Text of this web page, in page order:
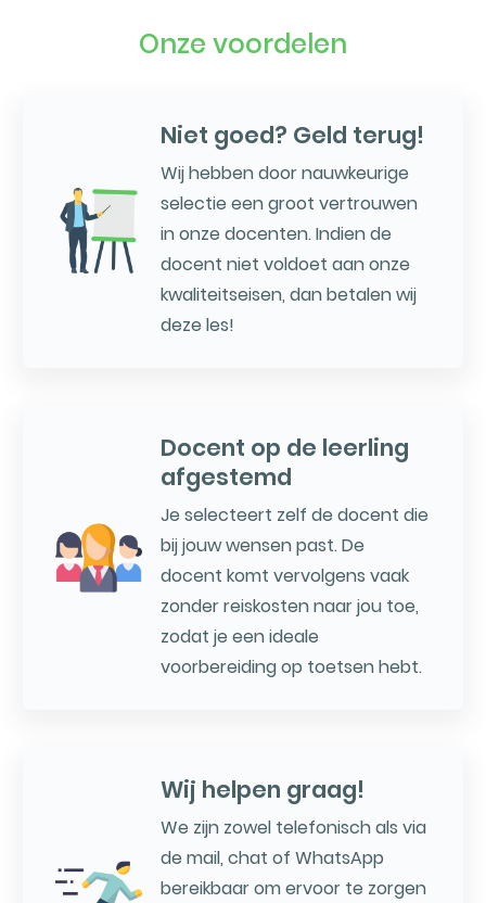
Onze voordelen
Niet goed? Geld terug!
Wij hebben door nauwkeurige
selectie een groot vertrouwen
in onze docenten. Indien de
docent niet voldoet aan onze
kwaliteitseisen, dan betalen wij
deze les!
Docent op de leerling
afgestemd
Je selecteert zelf de docent die
bij jouw wensen past. De
docent komt vervolgens vaak
zonder reiskosten naar jou toe,
zodat je een ideale
voorbereiding op toetsen hebt.
Wij helpen graag!
We zijn zowel telefonisch als via
de mail, chat of WhatsApp
bereikbaar om ervoor te zorgen